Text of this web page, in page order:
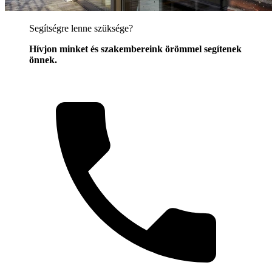
Segítségre lenne szüksége?
Hívjon minket és szakembereink örömmel segítenek
önnek.